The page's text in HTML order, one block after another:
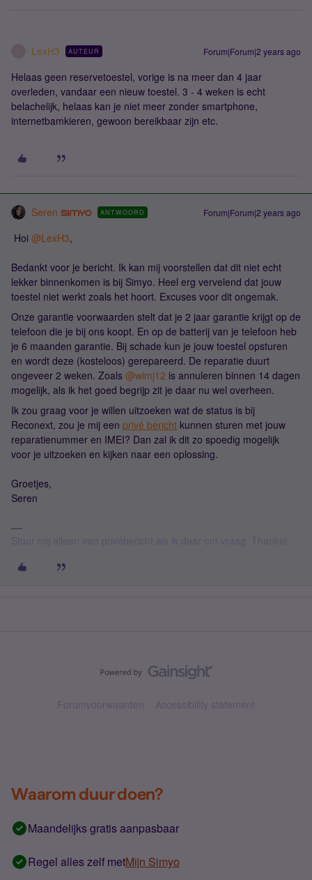
LexH3 AUTEUR Forum|Forum|2 years ago
Helaas geen reservetoestel, vorige is na meer dan 4 jaar
overleden, vandaar een nieuw toestel. 3 - 4 weken is echt
belachelijk, helaas kan je niet meer zonder smartphone,
internetbamkieren, gewoon bereikbaar zijn etc.
Seren ANTWOORD Forum|Forum|2 years ago
Hoi @LexH3,
Bedankt voor je bericht. Ik kan mij voorstellen dat dit niet echt
lekker binnenkomen is bij Simyo. Heel erg vervelend dat jouw
toestel niet werkt zoals het hoort. Excuses voor dit ongemak.
Onze garantie voorwaarden stelt dat je 2 jaar garantie krijgt op de
telefoon die je bij ons koopt. En op de batterij van je telefoon heb
je 6 maanden garantie. Bij schade kun je jouw toestel opsturen
en wordt deze (kosteloos) gerepareerd. De reparatie duurt
ongeveer 2 weken. Zoals @wimj12 is annuleren binnen 14 dagen
mogelijk, als ik het goed begrijp zit je daar nu wel overheen.
Ik zou graag voor je willen uitzoeken wat de status is bij
Reconext, zou je mij een privé bericht kunnen sturen met jouw
reparatienummer en IMEI? Dan zal ik dit zo spoedig mogelijk
voor je uitzoeken en kijken naar een oplossing.
Groetjes,
Seren
Forumvoorwaarden Accessibility statement
Waarom duur doen?
Maandelijks gratis aanpasbaar
Regel alles zelf metMijn Simyo